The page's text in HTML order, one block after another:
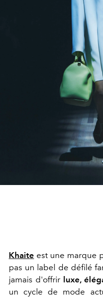
Khaite est une marque
pas un label de défilé
jamais d'offrir luxe,
un cycle de mode